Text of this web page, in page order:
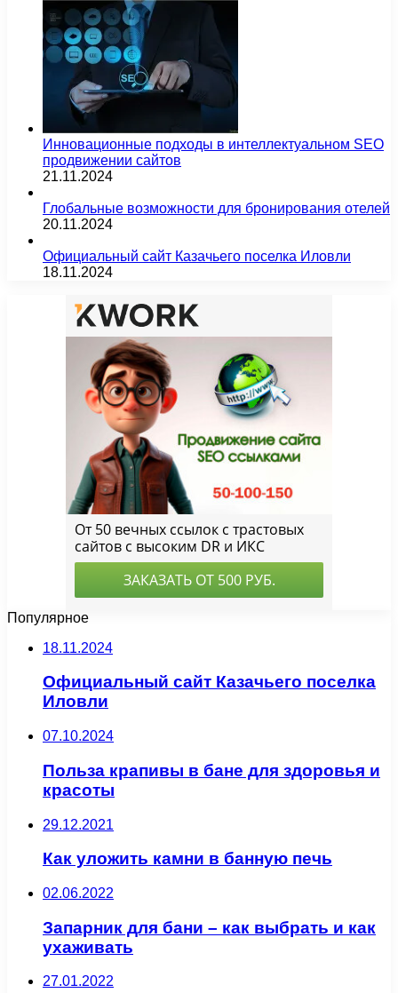
Инновационные подходы в интеллектуальном SEO
продвижении сайтов
21.11.2024
Глобальные возможности для бронирования отелей
20.11.2024
Официальный сайт Казачьего поселка Иловли
18.11.2024
Популярное
18.11.2024
Официальный сайт Казачьего поселка
Иловли
07.10.2024
Польза крапивы в бане для здоровья и
красоты
29.12.2021
Как уложить камни в банную печь
02.06.2022
Запарник для бани – как выбрать и как
ухаживать
27.01.2022